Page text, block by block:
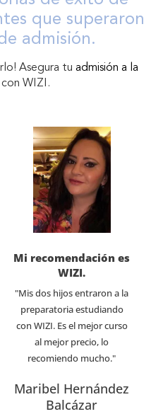
que superaron
admisión.
Asegura tu admisión a la
con WIZI.
Mi recomendación es
WIZI.
"Mis dos hijos entraron a la
preparatoria estudiando
con WIZI. Es el mejor curso
al mejor precio, lo
recomiendo mucho."
Maribel Hernández
Balcázar